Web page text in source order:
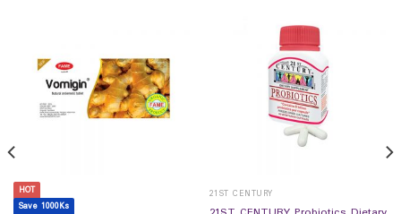
HOT
Save 1000Ks
21ST CENTURY